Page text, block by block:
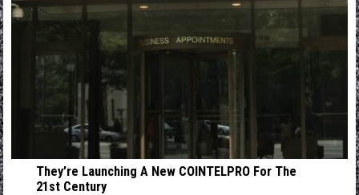
They’re Launching A New COINTELPRO For The
21st Century